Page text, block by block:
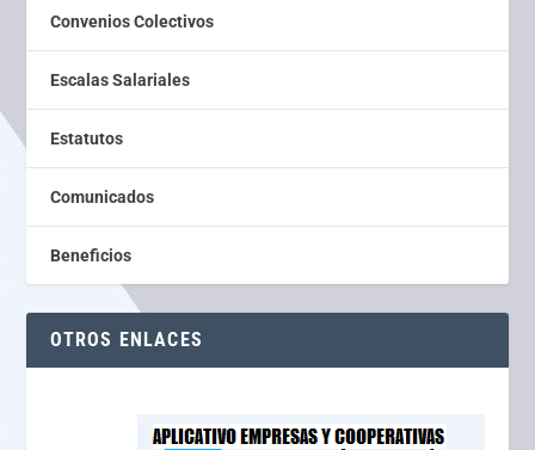
Convenios Colectivos
Escalas Salariales
Estatutos
Comunicados
Beneficios
OTROS ENLACES